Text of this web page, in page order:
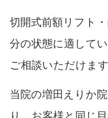
切開式前額リフト
分の状態に適して
ご相談いただけます
当院の増田えりか